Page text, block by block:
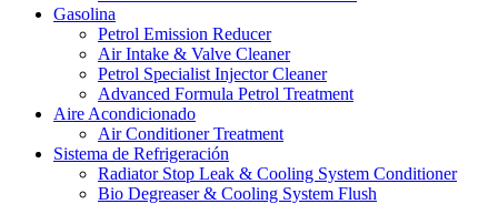
Gasolina
Petrol Emission Reducer
Air Intake & Valve Cleaner
Petrol Specialist Injector Cleaner
Advanced Formula Petrol Treatment
Aire Acondicionado
Air Conditioner Treatment
Sistema de Refrigeración
Radiator Stop Leak & Cooling System Conditioner
Bio Degreaser & Cooling System Flush